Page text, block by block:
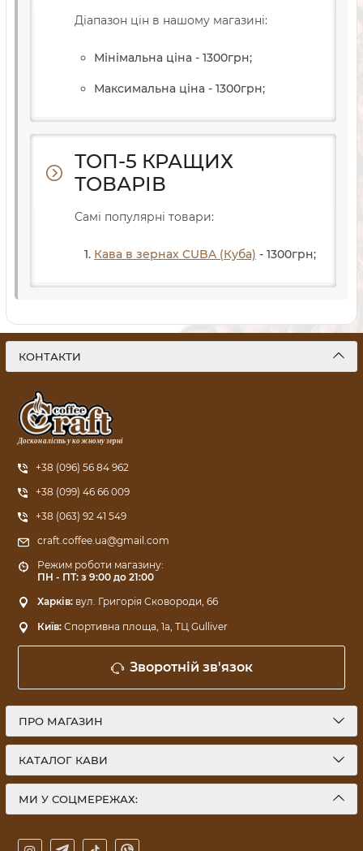
Діапазон цін в нашому магазині:
Мінімальна ціна - 1300грн;
Максимальна ціна - 1300грн;
ТОП-5 КРАЩИХ
ТОВАРІВ
Самі популярні товари:
Кава в зернах CUBA (Куба) - 1300грн;
КОНТАКТИ
Досконалість у кожному зерні
+38 (096) 56 84 962
+38 (099) 46 66 009
+38 (063) 92 41 549
craft.coffee.ua@gmail.com
Режим роботи магазину:
ПН - ПТ: з 9:00 до 21:00
Харків: вул. Григорія Сковороди, 66
Київ: Спортивна площа, 1a, ТЦ Gulliver
Зворотній зв'язок
ПРО МАГАЗИН
КАТАЛОГ КАВИ
МИ У СОЦМЕРЕЖАХ: